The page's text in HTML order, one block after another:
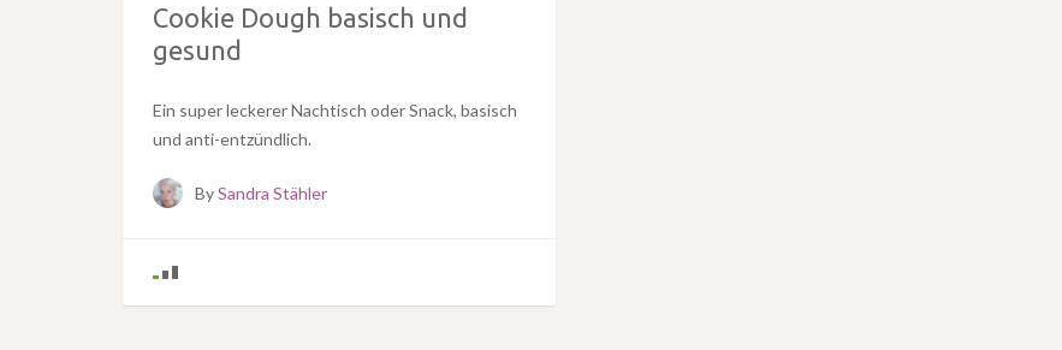
Cookie Dough basisch und
gesund
Ein super leckerer Nachtisch oder Snack, basisch
und anti-entzündlich.
BySandra Stähler